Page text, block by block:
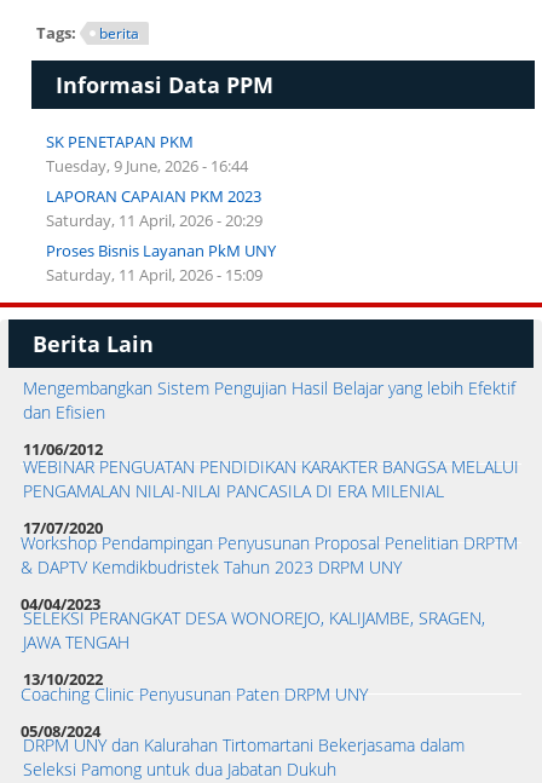
Tags: berita
Informasi Data PPM
SK PENETAPAN PKM
Tuesday, 9 June, 2026 - 16:44
LAPORAN CAPAIAN PKM 2023
Saturday, 11 April, 2026 - 20:29
Proses Bisnis Layanan PkM UNY
Saturday, 11 April, 2026 - 15:09
Berita Lain
Mengembangkan Sistem Pengujian Hasil Belajar yang lebih Efektif
dan Efisien
11/06/2012
WEBINAR PENGUATAN PENDIDIKAN KARAKTER BANGSA MELALUI
PENGAMALAN NILAI-NILAI PANCASILA DI ERA MILENIAL
17/07/2020
Workshop Pendampingan Penyusunan Proposal Penelitian DRPTM
& DAPTV Kemdikbudristek Tahun 2023 DRPM UNY
04/04/2023
SELEKSI PERANGKAT DESA WONOREJO, KALIJAMBE, SRAGEN,
JAWA TENGAH
13/10/2022
Coaching Clinic Penyusunan Paten DRPM UNY
05/08/2024
DRPM UNY dan Kalurahan Tirtomartani Bekerjasama dalam
Seleksi Pamong untuk dua Jabatan Dukuh